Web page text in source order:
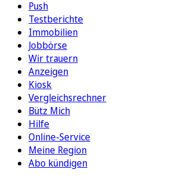
Push
Testberichte
Immobilien
Jobbörse
Wir trauern
Anzeigen
Kiosk
Vergleichsrechner
Bütz Mich
Hilfe
Online-Service
Meine Region
Abo kündigen